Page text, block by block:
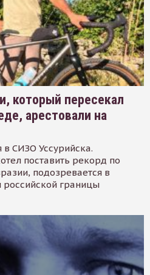
который пересекал
арестовали на
в СИЗО Уссурийска.
поставить рекорд по
подозревается в
российской границы